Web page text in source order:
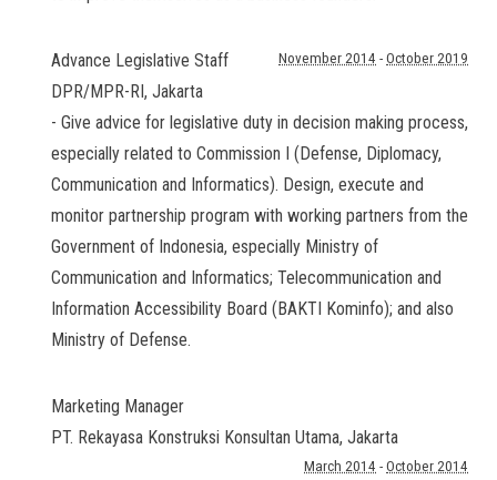
Advance Legislative Staff
DPR/MPR-RI, Jakarta
November 2014 - October 2019
- Give advice for legislative duty in decision making process,
especially related to Commission I (Defense, Diplomacy,
Communication and Informatics). Design, execute and
monitor partnership program with working partners from the
Government of Indonesia, especially Ministry of
Communication and Informatics; Telecommunication and
Information Accessibility Board (BAKTI Kominfo); and also
Ministry of Defense.
Marketing Manager
PT. Rekayasa Konstruksi Konsultan Utama, Jakarta
March 2014 - October 2014